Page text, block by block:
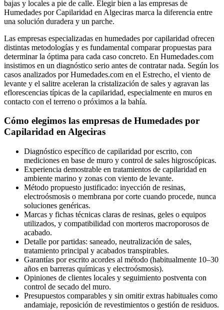
bajas y locales a pie de calle. Elegir bien a las empresas de
Humedades por Capilaridad en Algeciras marca la diferencia entre
una solución duradera y un parche.
Las empresas especializadas en humedades por capilaridad ofrecen
distintas metodologías y es fundamental comparar propuestas para
determinar la óptima para cada caso concreto. En Humedades.com
insistimos en un diagnóstico serio antes de contratar nada. Según los
casos analizados por Humedades.com en el Estrecho, el viento de
levante y el salitre aceleran la cristalización de sales y agravan las
eflorescencias típicas de la capilaridad, especialmente en muros en
contacto con el terreno o próximos a la bahía.
Cómo elegimos las empresas de Humedades por
Capilaridad en Algeciras
Diagnóstico específico de capilaridad por escrito, con
mediciones en base de muro y control de sales higroscópicas.
Experiencia demostrable en tratamientos de capilaridad en
ambiente marino y zonas con viento de levante.
Método propuesto justificado: inyección de resinas,
electroósmosis o membrana por corte cuando procede, nunca
soluciones genéricas.
Marcas y fichas técnicas claras de resinas, geles o equipos
utilizados, y compatibilidad con morteros macroporosos de
acabado.
Detalle por partidas: saneado, neutralización de sales,
tratamiento principal y acabados transpirables.
Garantías por escrito acordes al método (habitualmente 10–30
años en barreras químicas y electroósmosis).
Opiniones de clientes locales y seguimiento postventa con
control de secado del muro.
Presupuestos comparables y sin omitir extras habituales como
andamiaje, reposición de revestimientos o gestión de residuos.